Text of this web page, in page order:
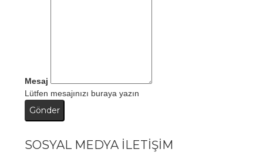
Mesaj
Lütfen mesajınızı buraya yazın
Gönder
SOSYAL MEDYA İLETİŞİM